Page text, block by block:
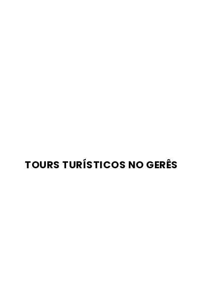
TOURS TURÍSTICOS NO GERÊS